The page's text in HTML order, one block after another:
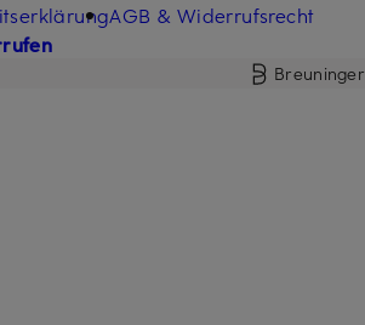
AGB & Widerrufsrecht
Breuninger